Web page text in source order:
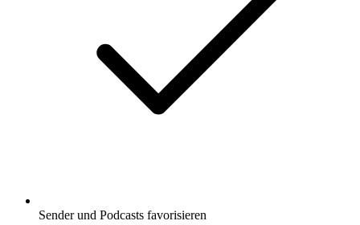
Sender und Podcasts favorisieren